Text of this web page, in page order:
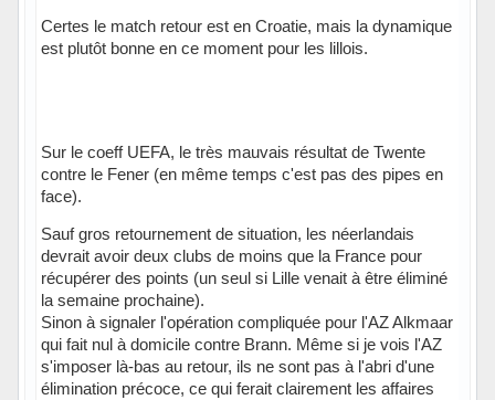
Certes le match retour est en Croatie, mais la dynamique
est plutôt bonne en ce moment pour les lillois.
Sur le coeff UEFA, le très mauvais résultat de Twente
contre le Fener (en même temps c'est pas des pipes en
face).
Sauf gros retournement de situation, les néerlandais
devrait avoir deux clubs de moins que la France pour
récupérer des points (un seul si Lille venait à être éliminé
la semaine prochaine).
Sinon à signaler l'opération compliquée pour l'AZ Alkmaar
qui fait nul à domicile contre Brann. Même si je vois l'AZ
s'imposer là-bas au retour, ils ne sont pas à l'abri d'une
élimination précoce, ce qui ferait clairement les affaires